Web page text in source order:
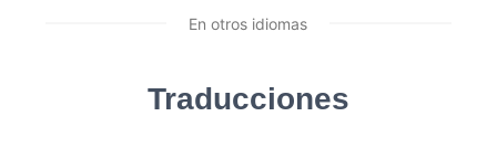
En otros idiomas
Traducciones